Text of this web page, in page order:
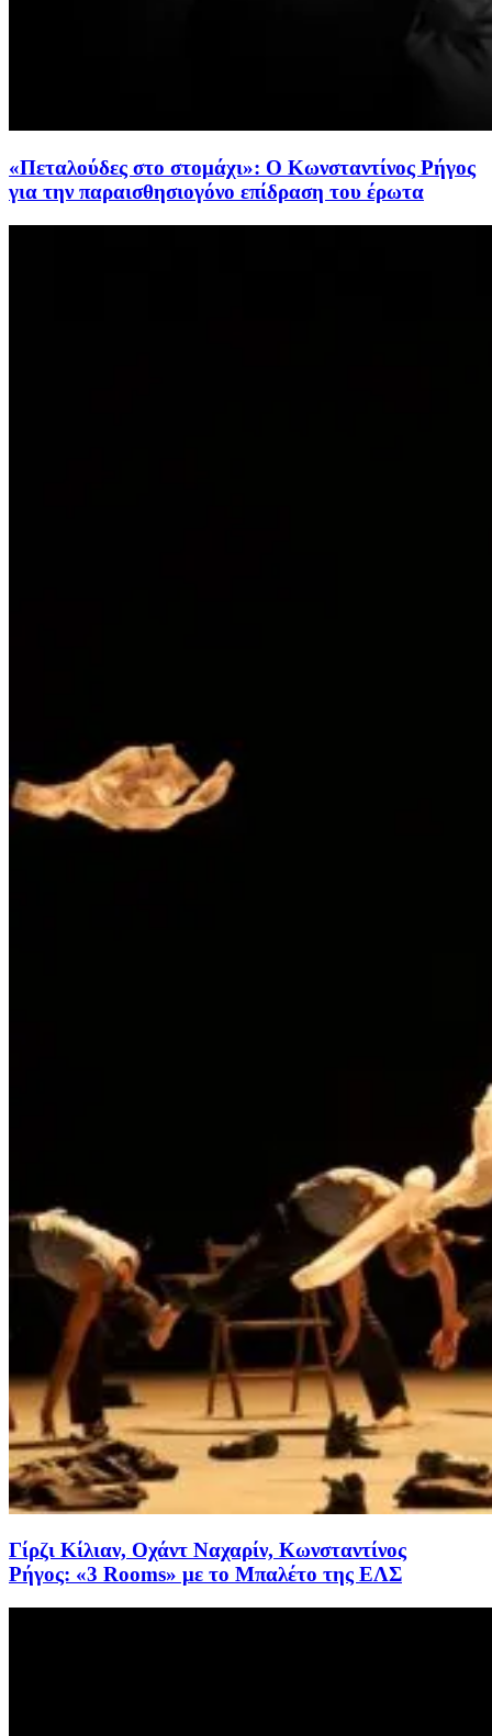
«Πεταλούδες στο στομάχι»: Ο Κωνσταντίνος Ρήγος
για την παραισθησιογόνο επίδραση του έρωτα
Γίρζι Κίλιαν, Οχάντ Ναχαρίν, Κωνσταντίνος
Ρήγος: «3 Rooms» με το Μπαλέτο της ΕΛΣ